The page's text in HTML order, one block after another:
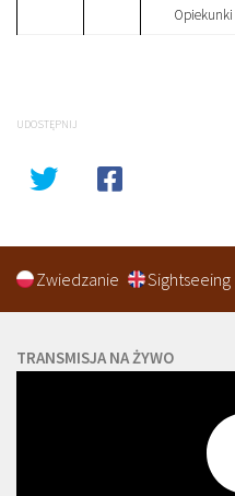
Opiekunki
UDOSTĘPNIJ
Zwiedzanie Sightseeing
TRANSMISJA NA ŻYWO